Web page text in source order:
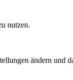
nutzen.
ändern und